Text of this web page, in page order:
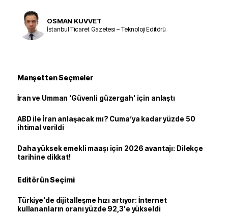
OSMAN KUVVET
İstanbul Ticaret Gazetesi – Teknoloji Editörü
Manşetten Seçmeler
İran ve Umman 'Güvenli güzergah' için anlaştı
ABD ile İran anlaşacak mı? Cuma’ya kadar yüzde 50
ihtimal verildi
Daha yüksek emekli maaşı için 2026 avantajı: Dilekçe
tarihine dikkat!
Editörün Seçimi
Türkiye'de dijitalleşme hızı artıyor: İnternet
kullananların oranı yüzde 92,3'e yükseldi